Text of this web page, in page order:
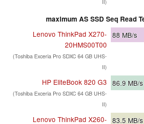
II)
maximum AS SSD Seq Read
Lenovo ThinkPad X270-
20HMS00T00
(Toshiba Exceria Pro SDXC 64 GB UHS-
II)
88 MB/s
HP EliteBook 820 G3
(Toshiba Exceria Pro SDXC 64 GB UHS-
II)
86.9 MB/s
Lenovo ThinkPad X260- 83.5 MB/s